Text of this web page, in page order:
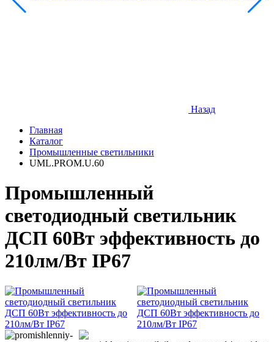
Назад
Главная
Каталог
Промышленные светильники
UML.PROM.U.60
Промышленный
светодиодный светильник
ДСП 60Вт эффективность до
210лм/Вт IP67